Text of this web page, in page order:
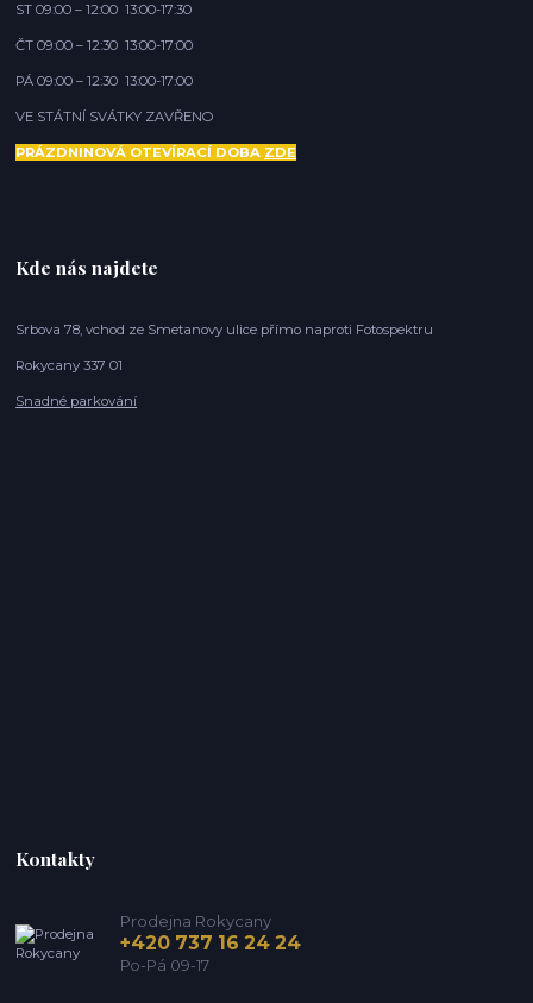
ST 09:00 – 12:00 13:00-17:30
ČT 09:00 – 12:30 13:00-17:00
PÁ 09:00 – 12:30 13:00-17:00
VE STÁTNÍ SVÁTKY ZAVŘENO
PRÁZDNINOVÁ OTEVÍRACÍ DOBA ZDE
Kde nás najdete
Srbova 78, vchod ze Smetanovy ulice přímo naproti Fotospektru
Rokycany 337 01
Snadné parkování
Kontakty
Prodejna Rokycany
+420 737 16 24 24
Po-Pá 09-17